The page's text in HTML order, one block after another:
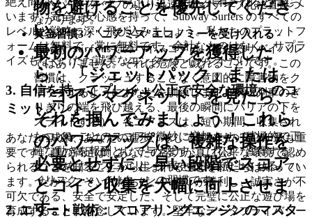
物を避けることを優先してくださ
い。
最初のパワーアップを獲得した
ら： 「ジェットパック」または
「コインマグネット」を見たら、
それを掴んでみましょう！これら
のパワーアップは、複雑な操作を
必要とせずに、早い段階でスコア
とコイン収集を大幅に向上させま
す。
次のパワーアップのより迅速なアクティブ化に直接つ
ながります。
黄金習慣3："ニアミス"エコノミーを受け入れる-
Subway Surfersでのハイスコアは、単なるサバイバル
ではありません。それは危険と戯れることです。この
習慣は、クラッシュすることなく意図的に障害物をク
リップするようにあなたを訓練します（例：列車のぎ
りぎりの端を飛び越える、最後の瞬間にバリアの下を
スライドする）。各ニアミスは、短い期間、収集され
たコインごとのスコアを微妙に増加させ、積極的で正
確な動きを報酬として与えます。これは、習得する
と、あなたのスコアリング率を劇的に向上させる、ハ
イリスク・ハイリターンの習慣です。
2. エリート戦術：スコアリングエンジンのマスタ
います。完全な安心感を持って、Subway Surfers のすべての
レベルと戦略に深く飛び込みましょう。私たちのプラットフ
ォームは無料で、常に無料です。余計なものはなく、サプラ
イズもなく、ただ誠実なエンターテイメントだけです。
3. 自信を持ってプレイ：公正で安全な環境へのコ
ミットメント
あなたの成果、あなたの進歩、そしてあなたの安心が最も重
要です。真の満足は、あなたの努力が真に公平な環境で認め
られることを知ることから生まれることを私たちは知ってい
ます。だからこそ、私たちは、スキルが勝利し、誠実さが不
可欠である、安全で安定した、そして完璧に公正な遊び場を
育成することに専念しています。堅牢なデータプライバシー